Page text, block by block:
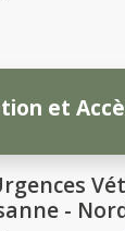
et
-